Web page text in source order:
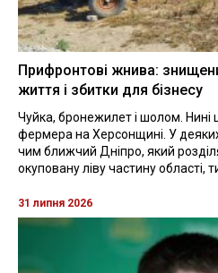
Прифронтові жнива:
життя і збитки для бізнесу
Чуйка, бронежилет і шолом. Нині
фермера на Херсонщині. У
чим ближчий Дніпро, який
окуповану ліву частину області,
31 липня 2026